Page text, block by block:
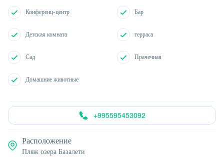
Конференц-центр Бар
Детская комната терраса
Сад Прачечная
Домашние животные
+995595453092
Расположение
Пляж озера Базалети